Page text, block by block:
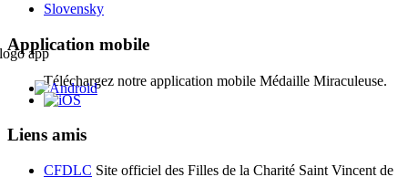
Slovensky
Application mobile
Téléchargez notre application mobile Médaille Miraculeuse.
Liens amis
CFDLC Site officiel des Filles de la Charité Saint Vincent de